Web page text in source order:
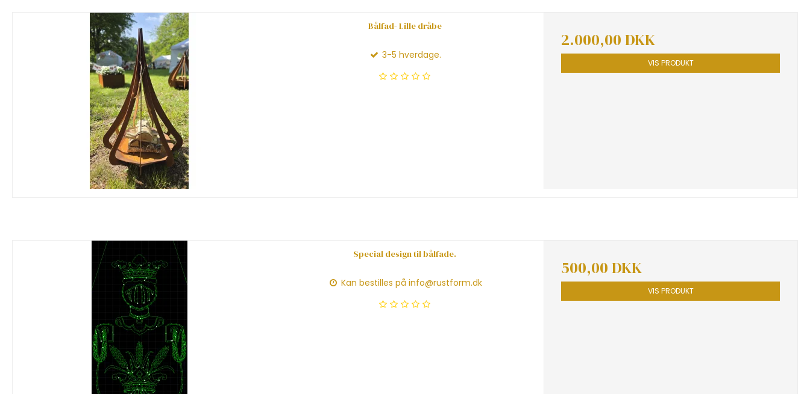
Bålfad- Lille dråbe
3-5 hverdage.
2.000,00 DKK
VIS PRODUKT
Special design til bålfade.
Kan bestilles på info@rustform.dk
500,00 DKK
VIS PRODUKT